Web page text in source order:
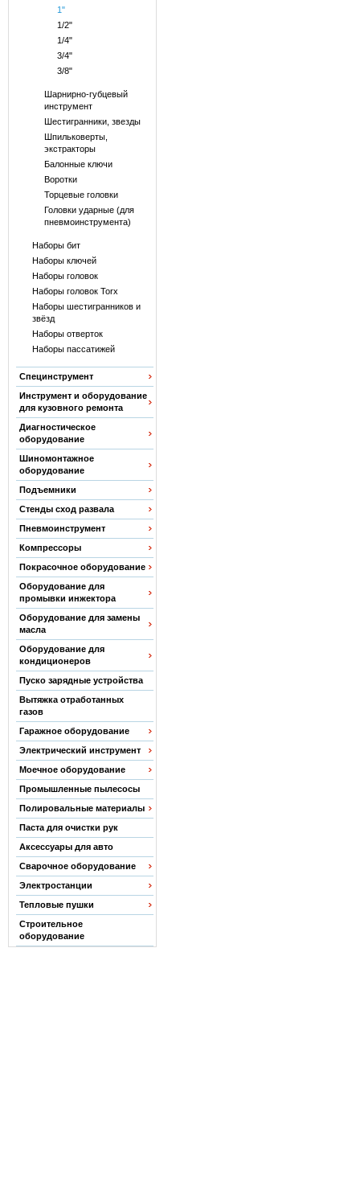
1"
1/2"
1/4"
3/4"
3/8"
Шарнирно-губцевый
инструмент
Шестигранники, звезды
Шпильковерты,
экстракторы
Балонные ключи
Воротки
Торцевые головки
Головки ударные (для
пневмоинструмента)
Наборы бит
Наборы ключей
Наборы головок
Наборы головок Torx
Наборы шестигранников и
звёзд
Наборы отверток
Наборы пассатижей
Специнструмент
Инструмент и оборудование
для кузовного ремонта
Диагностическое
оборудование
Шиномонтажное
оборудование
Подъемники
Стенды сход развала
Пневмоинструмент
Компрессоры
Покрасочное оборудование
Оборудование для
промывки инжектора
Оборудование для замены
масла
Оборудование для
кондиционеров
Пуско зарядные устройства
Вытяжка отработанных
газов
Гаражное оборудование
Электрический инструмент
Моечное оборудование
Промышленные пылесосы
Полировальные материалы
Паста для очистки рук
Аксессуары для авто
Сварочное оборудование
Электростанции
Тепловые пушки
Строительное
оборудование